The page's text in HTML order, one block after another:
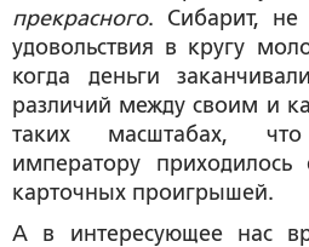
прекрасного. Сибарит, не
удовольствия в кругу
когда деньги
различий между своим и
таких масштабах,
императору приходилось
карточных проигрышей.
А в интересующее нас